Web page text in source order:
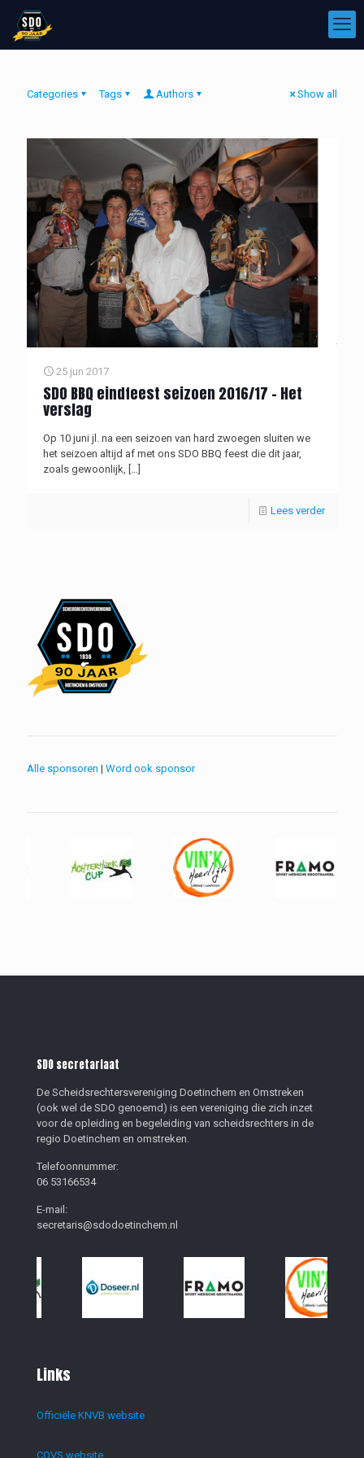
Categories Tags Authors Show all
25 jun 2017
SDO BBQ eindfeest seizoen 2016/17 – Het
verslag
Op 10 juni jl. na een seizoen van hard zwoegen sluiten we
het seizoen altijd af met ons SDO BBQ feest die dit jaar,
zoals gewoonlijk, […]
Lees verder
Alle sponsoren | Word ook sponsor
SDO secretariaat
De Scheidsrechtersvereniging Doetinchem en Omstreken
(ook wel de SDO genoemd) is een vereniging die zich inzet
voor de opleiding en begeleiding van scheidsrechters in de
regio Doetinchem en omstreken.
Telefoonnummer:
06 53166534
E-mail:
secretaris@sdodoetinchem.nl
Links
Officiële KNVB website
COVS website